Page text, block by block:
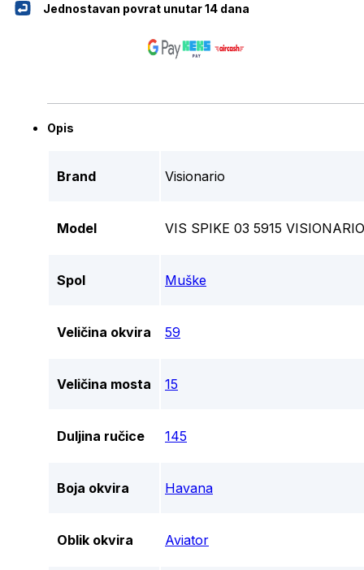
Jednostavan povrat unutar 14 dana
Opis
Brand Visionario
Model VIS SPIKE 03 5915
Spol Muške
Veličina okvira 59
Veličina mosta 15
Duljina ručice 145
Boja okvira Havana
Oblik okvira Aviator